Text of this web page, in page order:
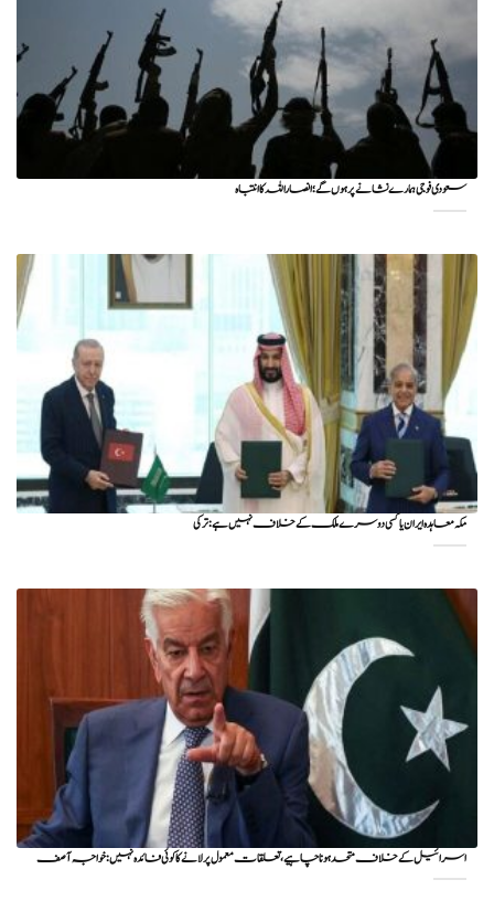
سعودی فوجی ہمارے نشانے پر ہوں گے؛ انصاراللہ کا انتباہ
مکہ معاہدہ ایران یا کسی دوسرے ملک کے خلاف نہیں ہے: ترکی
اسرائیل کے خلاف متحد ہونا چاہیے، تعلقات معمول پر لانے کا کوئی فائدہ نہیں: خواجہ آصف